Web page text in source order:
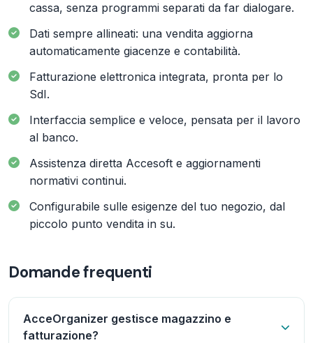
cassa, senza programmi separati da far dialogare.
Dati sempre allineati: una vendita aggiorna
automaticamente giacenze e contabilità.
Fatturazione elettronica integrata, pronta per lo
SdI.
Interfaccia semplice e veloce, pensata per il lavoro
al banco.
Assistenza diretta Accesoft e aggiornamenti
normativi continui.
Configurabile sulle esigenze del tuo negozio, dal
piccolo punto vendita in su.
Domande frequenti
AcceOrganizer gestisce magazzino e
fatturazione?